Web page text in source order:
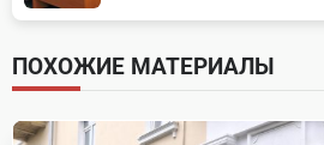
subtitle
screen-
reader-
text">Page</span>
ПОХОЖИЕ МАТЕРИАЛЫ